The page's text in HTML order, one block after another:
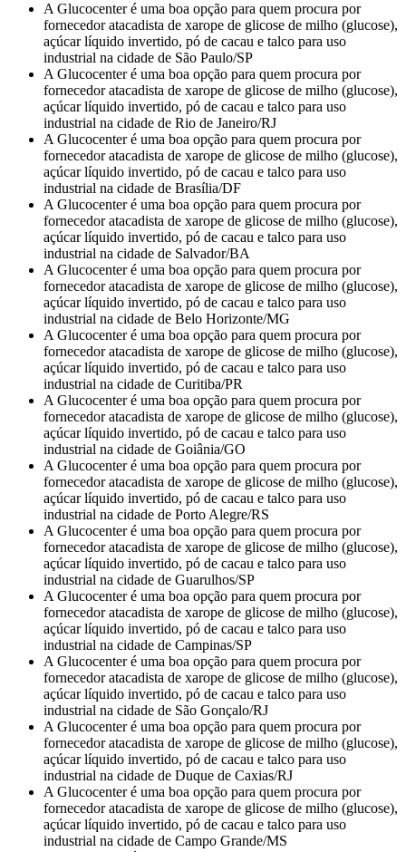
A Glucocenter é uma boa opção para quem procura por
fornecedor atacadista de xarope de glicose de milho (glucose),
açúcar líquido invertido, pó de cacau e talco para uso
industrial na cidade de São Paulo/SP
A Glucocenter é uma boa opção para quem procura por
fornecedor atacadista de xarope de glicose de milho (glucose),
açúcar líquido invertido, pó de cacau e talco para uso
industrial na cidade de Rio de Janeiro/RJ
A Glucocenter é uma boa opção para quem procura por
fornecedor atacadista de xarope de glicose de milho (glucose),
açúcar líquido invertido, pó de cacau e talco para uso
industrial na cidade de Brasília/DF
A Glucocenter é uma boa opção para quem procura por
fornecedor atacadista de xarope de glicose de milho (glucose),
açúcar líquido invertido, pó de cacau e talco para uso
industrial na cidade de Salvador/BA
A Glucocenter é uma boa opção para quem procura por
fornecedor atacadista de xarope de glicose de milho (glucose),
açúcar líquido invertido, pó de cacau e talco para uso
industrial na cidade de Belo Horizonte/MG
A Glucocenter é uma boa opção para quem procura por
fornecedor atacadista de xarope de glicose de milho (glucose),
açúcar líquido invertido, pó de cacau e talco para uso
industrial na cidade de Curitiba/PR
A Glucocenter é uma boa opção para quem procura por
fornecedor atacadista de xarope de glicose de milho (glucose),
açúcar líquido invertido, pó de cacau e talco para uso
industrial na cidade de Goiânia/GO
A Glucocenter é uma boa opção para quem procura por
fornecedor atacadista de xarope de glicose de milho (glucose),
açúcar líquido invertido, pó de cacau e talco para uso
industrial na cidade de Porto Alegre/RS
A Glucocenter é uma boa opção para quem procura por
fornecedor atacadista de xarope de glicose de milho (glucose),
açúcar líquido invertido, pó de cacau e talco para uso
industrial na cidade de Guarulhos/SP
A Glucocenter é uma boa opção para quem procura por
fornecedor atacadista de xarope de glicose de milho (glucose),
açúcar líquido invertido, pó de cacau e talco para uso
industrial na cidade de Campinas/SP
A Glucocenter é uma boa opção para quem procura por
fornecedor atacadista de xarope de glicose de milho (glucose),
açúcar líquido invertido, pó de cacau e talco para uso
industrial na cidade de São Gonçalo/RJ
A Glucocenter é uma boa opção para quem procura por
fornecedor atacadista de xarope de glicose de milho (glucose),
açúcar líquido invertido, pó de cacau e talco para uso
industrial na cidade de Duque de Caxias/RJ
A Glucocenter é uma boa opção para quem procura por
fornecedor atacadista de xarope de glicose de milho (glucose),
açúcar líquido invertido, pó de cacau e talco para uso
industrial na cidade de Campo Grande/MS